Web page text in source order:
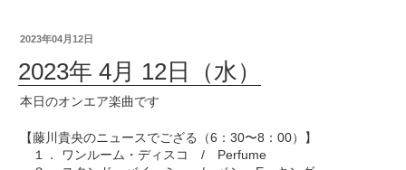
2023年04月12日
2023年 4月 12日（水）
本日のオンエア楽曲です
【藤川貴央のニュースでござる（6：30〜8：00）】
１． ワンルーム・ディスコ / Perfume